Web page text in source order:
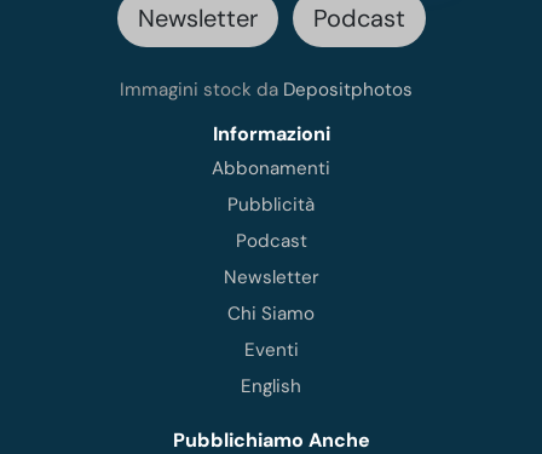
Newsletter Podcast
Immagini stock da Depositphotos
Informazioni
Abbonamenti
Pubblicità
Podcast
Newsletter
Chi Siamo
Eventi
English
Pubblichiamo Anche